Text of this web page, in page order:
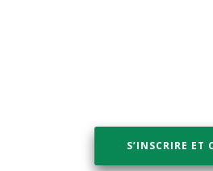
S’INSCRIRE ET